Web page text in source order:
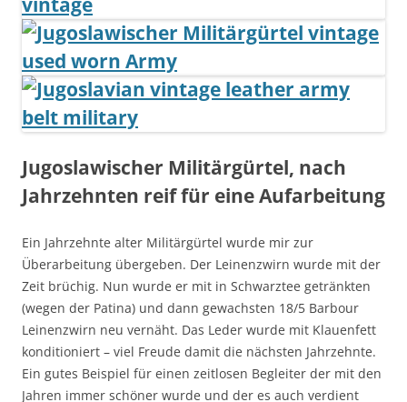
Jugoslawischer Militärgürtel, nach
Jahrzehnten reif für eine Aufarbeitung
Ein Jahrzehnte alter Militärgürtel wurde mir zur
Überarbeitung übergeben. Der Leinenzwirn wurde mit der
Zeit brüchig. Nun wurde er mit in Schwarztee getränkten
(wegen der Patina) und dann gewachsten 18/5 Barbour
Leinenzwirn neu vernäht. Das Leder wurde mit Klauenfett
konditioniert – viel Freude damit die nächsten Jahrzehnte.
Ein gutes Beispiel für einen zeitlosen Begleiter der mit den
Jahren immer schöner wurde und der es auch verdient